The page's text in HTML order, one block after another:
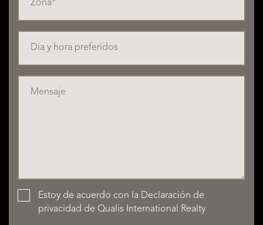
Estoy de acuerdo con la Declaración de
privacidad de Qualis International Realty